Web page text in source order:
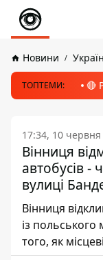
Новини
ТОПТЕМИ: 🔴
17:34, 10 червня
Вінниця
автобусів -
вулиці
Вінниця
із польського
того, як